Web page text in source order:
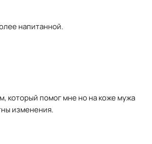
напитанной.
который помог мне но на коже мужа
изменения.